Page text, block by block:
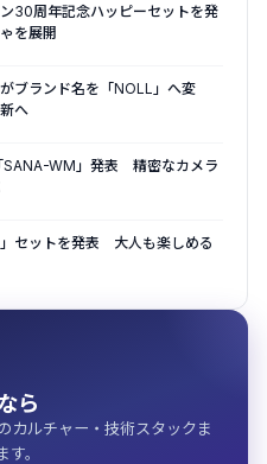
30周年記念ハッピーセットを発
を展開
ブランド名を「NOLL」へ変
へ
SANA-WM」発表 精密なカメラ
セットを発表 大人も楽しめる
ら
カルチャー・技術スタックま
。